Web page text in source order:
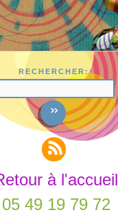
RECHERCHER:
à l'accueil
05 49 19 79 72